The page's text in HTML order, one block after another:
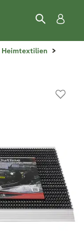
Heimtextilien